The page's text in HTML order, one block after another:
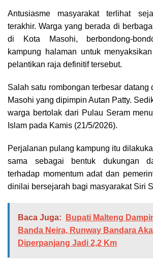
Antusiasme masyarakat terlihat
terakhir. Warga yang berada di
di Kota Masohi, berbondong-
kampung halaman untuk
pelantikan raja definitif tersebut.
Salah satu rombongan terbesar datang
Masohi yang dipimpin Autan Patty.
warga bertolak dari Pulau Seram
Islam pada Kamis (21/5/2026).
Perjalanan pulang kampung itu
sama sebagai bentuk dukungan
terhadap momentum adat dan
dinilai bersejarah bagi masyarakat Siri
Baca Juga:
Bupati Malteng
Banda Neira, Runway Bandara
Diperpanjang Jadi 2,2 Km